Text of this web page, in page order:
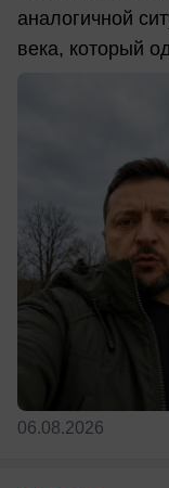
аналогичной
века, который
06.08.2026